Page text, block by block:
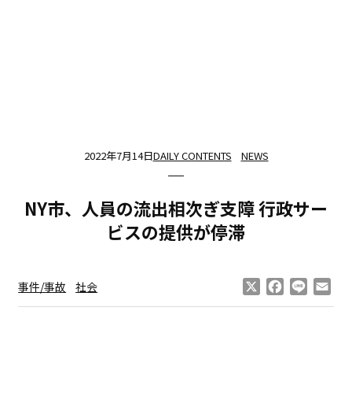
2022年7月14日DAILY CONTENTS NEWS
NY市、人員の流出相次ぎ支障 行政サー
ビスの提供が停滞
事件/事故 社会 Facebook
Line